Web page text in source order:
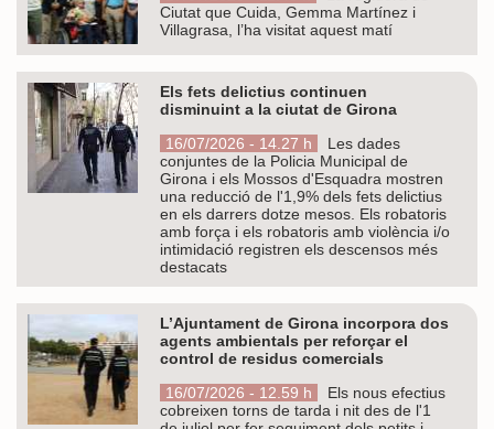
Ciutat que Cuida, Gemma Martínez i
Villagrasa, l’ha visitat aquest matí
Els fets delictius continuen
disminuint a la ciutat de Girona
16/07/2026 - 14.27 h
Les dades
conjuntes de la Policia Municipal de
Girona i els Mossos d'Esquadra mostren
una reducció de l'1,9% dels fets delictius
en els darrers dotze mesos. Els robatoris
amb força i els robatoris amb violència i/o
intimidació registren els descensos més
destacats
L’Ajuntament de Girona incorpora dos
agents ambientals per reforçar el
control de residus comercials
16/07/2026 - 12.59 h
Els nous efectius
cobreixen torns de tarda i nit des de l'1